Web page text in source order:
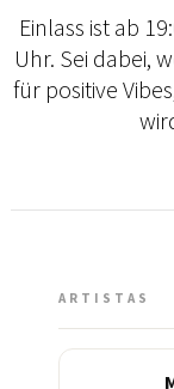
Einlass ist ab
Uhr. Sei dabei,
für positive
ARTISTAS